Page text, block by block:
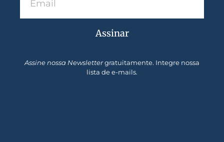
Assinar
Assine nossa Newslettergratuitamente. Integre nossa
lista de e-mails.